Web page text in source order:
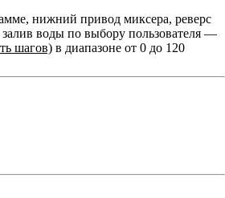
нижний привод миксера, реверс
воды по выбору пользователя —
шагов) в диапазоне от 0 до 120